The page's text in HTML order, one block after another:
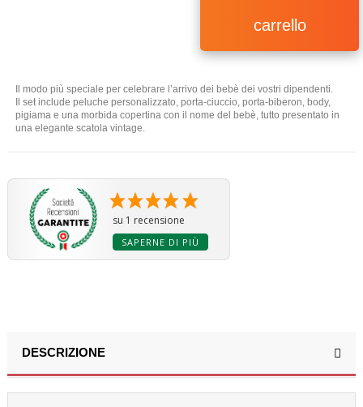
carrello
Il modo più speciale per celebrare l’arrivo dei bebè dei vostri dipendenti.
Il set include peluche personalizzato, porta-ciuccio, porta-biberon, body,
pigiama e una morbida copertina con il nome del bebè, tutto presentato in
una elegante scatola vintage.
su 1 recensione
SAPERNE DI PIÙ
DESCRIZIONE